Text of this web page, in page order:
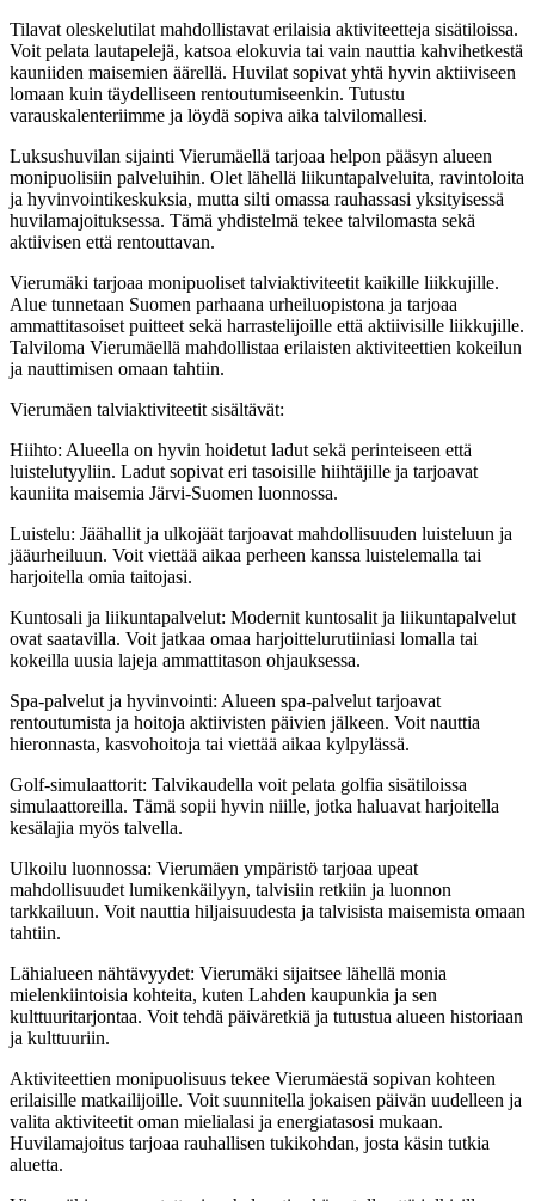
Tilavat oleskelutilat mahdollistavat erilaisia aktiviteetteja sisätiloissa.
Voit pelata lautapelejä, katsoa elokuvia tai vain nauttia kahvihetkestä
kauniiden maisemien äärellä. Huvilat sopivat yhtä hyvin aktiiviseen
lomaan kuin täydelliseen rentoutumiseenkin. Tutustu
varauskalenteriimme ja löydä sopiva aika talvilomallesi.
Luksushuvilan sijainti Vierumäellä tarjoaa helpon pääsyn alueen
monipuolisiin palveluihin. Olet lähellä liikuntapalveluita, ravintoloita
ja hyvinvointikeskuksia, mutta silti omassa rauhassasi yksityisessä
huvilamajoituksessa. Tämä yhdistelmä tekee talvilomasta sekä
aktiivisen että rentouttavan.
Vierumäki tarjoaa monipuoliset talviaktiviteetit kaikille liikkujille.
Alue tunnetaan Suomen parhaana urheiluopistona ja tarjoaa
ammattitasoiset puitteet sekä harrastelijoille että aktiivisille liikkujille.
Talviloma Vierumäellä mahdollistaa erilaisten aktiviteettien kokeilun
ja nauttimisen omaan tahtiin.
Vierumäen talviaktiviteetit sisältävät:
Hiihto: Alueella on hyvin hoidetut ladut sekä perinteiseen että
luistelutyyliin. Ladut sopivat eri tasoisille hiihtäjille ja tarjoavat
kauniita maisemia Järvi-Suomen luonnossa.
Luistelu: Jäähallit ja ulkojäät tarjoavat mahdollisuuden luisteluun ja
jääurheiluun. Voit viettää aikaa perheen kanssa luistelemalla tai
harjoitella omia taitojasi.
Kuntosali ja liikuntapalvelut: Modernit kuntosalit ja liikuntapalvelut
ovat saatavilla. Voit jatkaa omaa harjoittelurutiiniasi lomalla tai
kokeilla uusia lajeja ammattitason ohjauksessa.
Spa-palvelut ja hyvinvointi: Alueen spa-palvelut tarjoavat
rentoutumista ja hoitoja aktiivisten päivien jälkeen. Voit nauttia
hieronnasta, kasvohoitoja tai viettää aikaa kylpylässä.
Golf-simulaattorit: Talvikaudella voit pelata golfia sisätiloissa
simulaattoreilla. Tämä sopii hyvin niille, jotka haluavat harjoitella
kesälajia myös talvella.
Ulkoilu luonnossa: Vierumäen ympäristö tarjoaa upeat
mahdollisuudet lumikenkäilyyn, talvisiin retkiin ja luonnon
tarkkailuun. Voit nauttia hiljaisuudesta ja talvisista maisemista omaan
tahtiin.
Lähialueen nähtävyydet: Vierumäki sijaitsee lähellä monia
mielenkiintoisia kohteita, kuten Lahden kaupunkia ja sen
kulttuuritarjontaa. Voit tehdä päiväretkiä ja tutustua alueen historiaan
ja kulttuuriin.
Aktiviteettien monipuolisuus tekee Vierumäestä sopivan kohteen
erilaisille matkailijoille. Voit suunnitella jokaisen päivän uudelleen ja
valita aktiviteetit oman mielialasi ja energiatasosi mukaan.
Huvilamajoitus tarjoaa rauhallisen tukikohdan, josta käsin tutkia
aluetta.